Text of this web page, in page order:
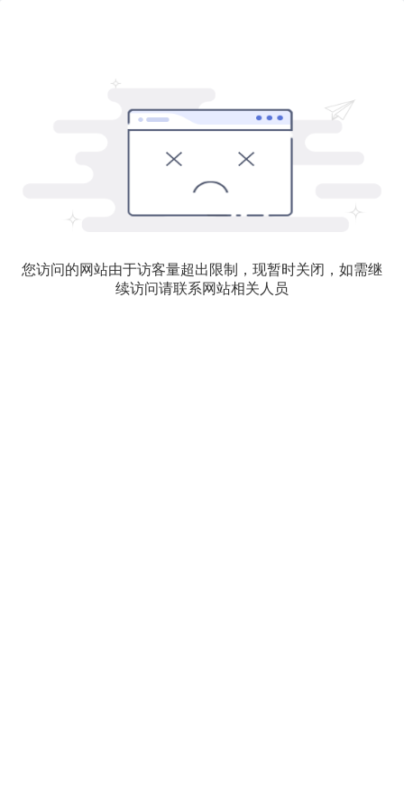
您访问的网站由于访客量超出限制，现暂时关闭，如需继
续访问请联系网站相关人员